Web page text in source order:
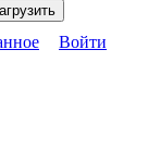
Войти